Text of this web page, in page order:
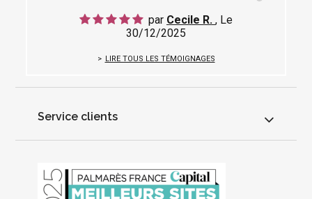
par Cecile R. , Le
30/12/2025
LIRE TOUS LES TÉMOIGNAGES
Service clients